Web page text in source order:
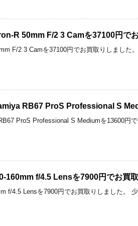
R 50mm F/2 3 Camを37100円でお
F/2 3 Camを37100円でお買取りしました
RB67 ProS Professional S
ProS Professional S Mediumを13600円
160mm f/4.5 Lensを7900円でお買取
f/4.5 Lensを7900円でお買取りしました。 少